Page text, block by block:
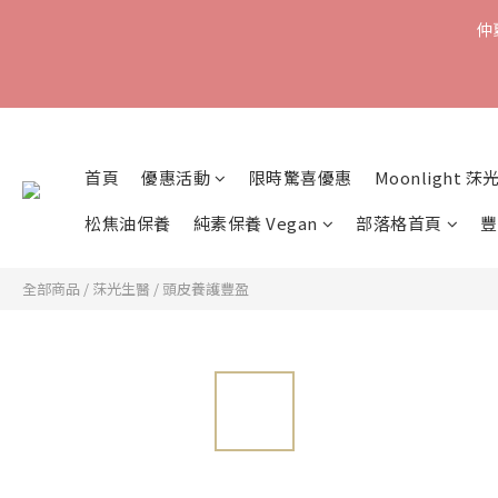
仲
首頁 優惠活動 限時驚喜優惠
Moonlight 莯
松焦油保養
純素保養 Vegan 部落格首頁
全部商品 / 莯光生醫 / 頭皮養護豐盈